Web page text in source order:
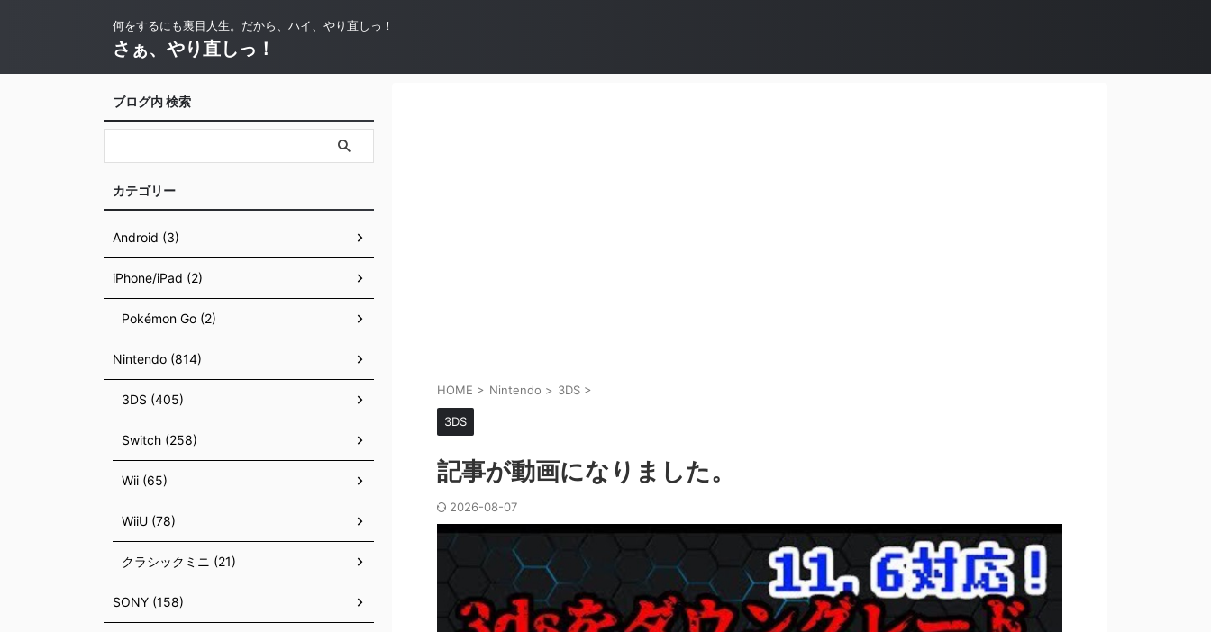
何をするにも裏目人生。だから、ハイ、やり直しっ！
さぁ、やり直しっ！
HOME > Nintendo > 3DS >
3DS
記事が動画になりました。
2026-08-07
ブログ内 検索
カテゴリー
Android (3)
iPhone/iPad (2)
Pokémon Go (2)
Nintendo (814)
3DS (405)
Switch (258)
Wii (65)
WiiU (78)
クラシックミニ (21)
SONY (158)